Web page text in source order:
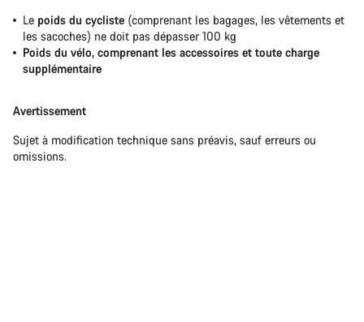
Le poids du cycliste (comprenant les bagages, les vêtements et
les sacoches) ne doit pas dépasser 100 kg
Poids du vélo, comprenant les accessoires et toute charge
supplémentaire
Avertissement
Sujet à modification technique sans préavis, sauf erreurs ou
omissions.